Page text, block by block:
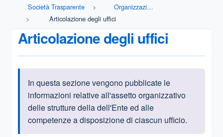
Società Trasparente
Organizzazione
Articolazione degli uffici
Articolazione degli uffici
Informazioni introduttive
In questa sezione vengono pubblicate le
informazioni relative all'assetto organizzativo
delle strutture della dell'Ente ed alle
competenze a disposizione di ciascun ufficio.